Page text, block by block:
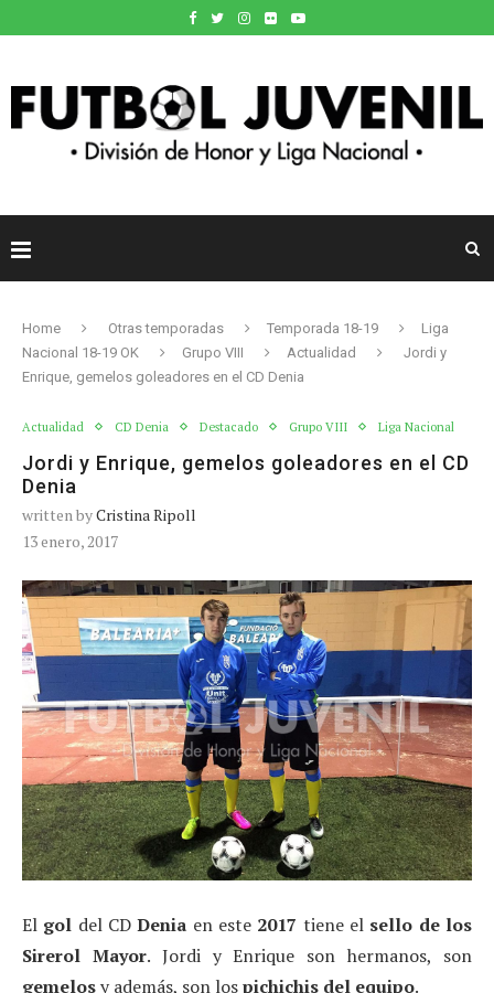
Home Otras temporadas Temporada 18-19
Liga
Nacional 18-19 OK
Grupo VIII Actualidad
Jordi y
Enrique, gemelos goleadores en el CD Denia
Actualidad CD Denia Destacado Grupo VIII Liga Nacional
Jordi y Enrique, gemelos goleadores en el CD
Denia
written byCristina Ripoll
13 enero, 2017
El gol del CDDenia en este 2017 tiene el sello de los
Sirerol Mayor. Jordi y Enrique son hermanos, son
gemelosy además, son lospichichis del equipo.